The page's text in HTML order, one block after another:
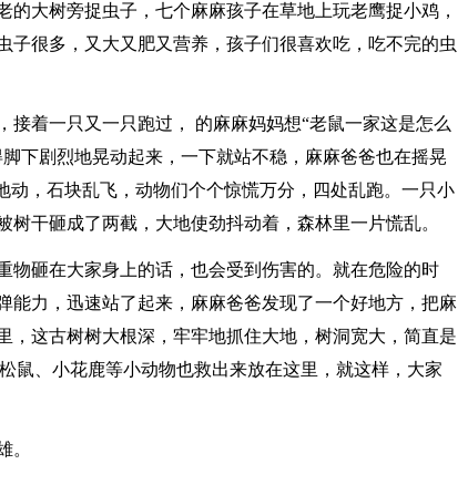
大树旁捉虫子，七个麻麻孩子在草地上玩老鹰捉小鸡，
子很多，又大又肥又营养，孩子们很喜欢吃，吃不完的虫
接着一只又一只跑过， 的麻麻妈妈想“老鼠一家这是怎么
下剧烈地晃动起来，一下就站不稳，麻麻爸爸也在摇晃
动，石块乱飞，动物们个个惊慌万分，四处乱跑。一只小
干砸成了两截，大地使劲抖动着，森林里一片慌乱。
物砸在大家身上的话，也会受到伤害的。就在危险的时
能力，迅速站了起来，麻麻爸爸发现了一个好地方，把麻
，这古树树大根深，牢牢地抓住大地，树洞宽大，简直是
鼠、小花鹿等小动物也救出来放在这里，就这样，大家
。